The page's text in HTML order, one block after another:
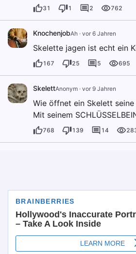
31 1 2 762
KnochenjobAh · vor 6 Jahren
Skelette jagen ist echt ein
167 25 5 695
SkelettAnonym · vor 9 Jahren
Wie öffnet ein Skelett seine
Mit seinem
768 139 14